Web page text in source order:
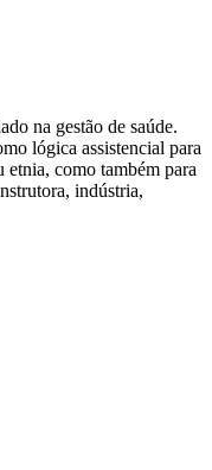
na gestão de saúde.
lógica assistencial para
como também para
indústria,